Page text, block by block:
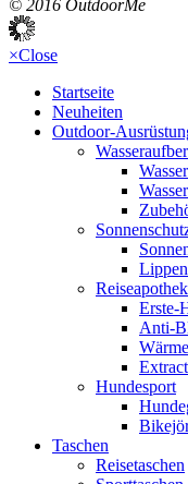
© 2016 OutdoorMe
×Close
Startseite
Neuheiten
Outdoor-
Erste-
Anti-
Hundesport
Taschen
Reisetaschen